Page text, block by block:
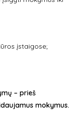
įstaigose;
– prieš
mokymus.